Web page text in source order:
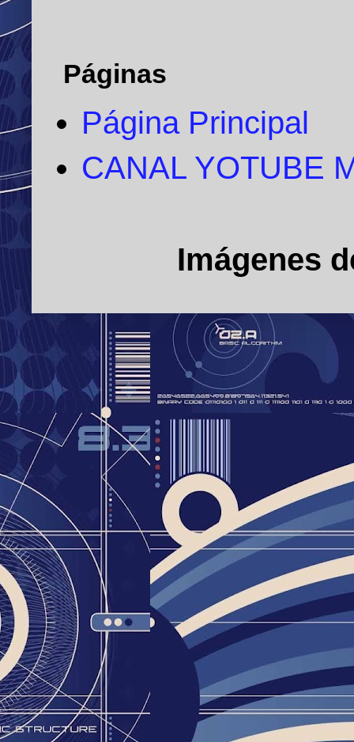
Páginas
Página Principal
CANAL YOTUBE
Imágenes